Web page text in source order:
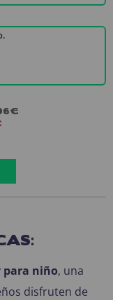
niño, una
disfruten de